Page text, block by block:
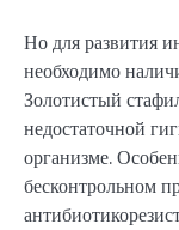
Но для развития
необходимо
Золотистый
недостаточной
организме.
бесконтрольном